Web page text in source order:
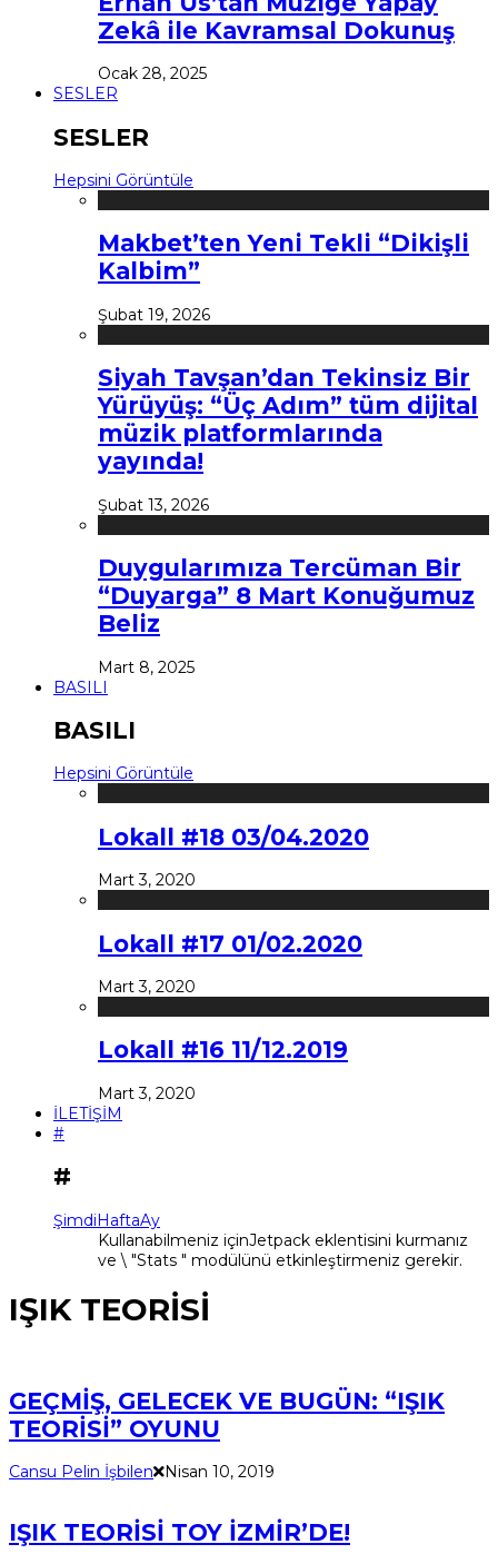
Zekâ ile Kavramsal Dokunuş
Ocak 28, 2025
SESLER
SESLER
Hepsini Görüntüle
Makbet’ten Yeni Tekli “Dikişli
Kalbim”
Şubat 19, 2026
Siyah Tavşan’dan Tekinsiz Bir
Yürüyüş: “Üç Adım” tüm dijital
müzik platformlarında
yayında!
Şubat 13, 2026
Duygularımıza Tercüman Bir
“Duyarga” 8 Mart Konuğumuz
Beliz
Mart 8, 2025
BASILI
BASILI
Hepsini Görüntüle
Lokall #18 03/04.2020
Mart 3, 2020
Lokall #17 01/02.2020
Mart 3, 2020
Lokall #16 11/12.2019
Mart 3, 2020
İLETİŞİM
#
#
ŞimdiHaftaAy
Kullanabilmeniz içinJetpack eklentisini kurmanız
ve \ "Stats " modülünü etkinleştirmeniz gerekir.
IŞIK TEORİSİ
GEÇMİŞ, GELECEK VE BUGÜN: “IŞIK
TEORİSİ” OYUNU
Cansu Pelin İşbilen Nisan 10, 2019
IŞIK TEORİSİ TOY İZMİR’DE!